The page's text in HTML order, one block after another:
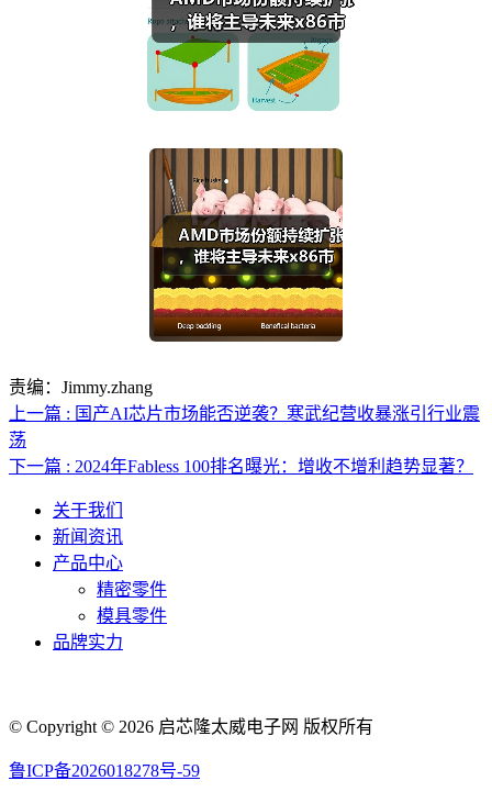
责编：Jimmy.zhang
上一篇 : 国产AI芯片市场能否逆袭？寒武纪营收暴涨引行业震
荡
下一篇 : 2024年Fabless 100排名曝光：增收不增利趋势显著？
关于我们
新闻资讯
产品中心
精密零件
模具零件
品牌实力
© Copyright © 2026 启芯隆太威电子网 版权所有
鲁ICP备2026018278号-59